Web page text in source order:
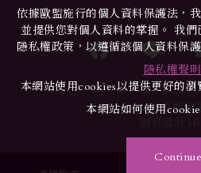
2022 © 2022 義大皇家酒
隱私權政
依據歐盟施行的個人資料保護法，
並提供您對個人資料的掌握。 我
隱私權政策，以遵循該個人資料保
隱私權聲明
本網站使用cookies以提供更好的
本網站如何使用
Continue